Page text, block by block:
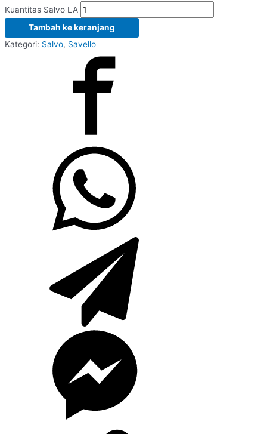
Kuantitas Salvo LA
Tambah ke keranjang
Kategori: Salvo, Savello